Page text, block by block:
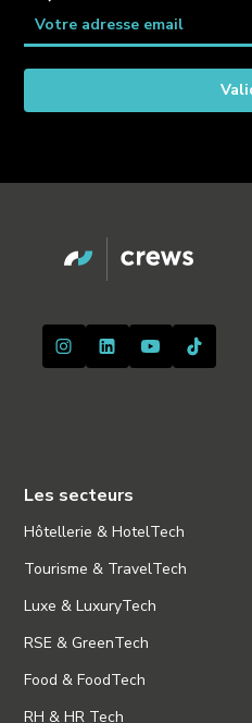
Les secteurs
Hôtellerie & HotelTech
Tourisme & TravelTech
Luxe & LuxuryTech
RSE & GreenTech
Food & FoodTech
RH & HR Tech